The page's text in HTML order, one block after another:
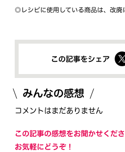
◎レシピに使用している商品は、改廃
この記事をシェア
みんなの感想
コメントはまだありません
この記事の感想をお聞かせくださ
お気軽にどうぞ！